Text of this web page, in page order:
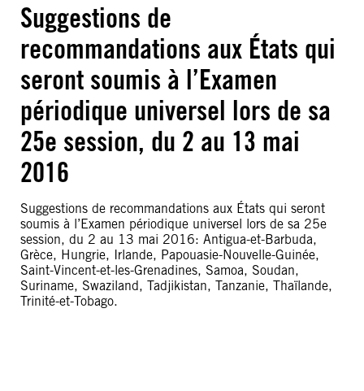
Suggestions de
recommandations aux États qui
seront soumis à l’Examen
périodique universel lors de sa
25e session, du 2 au 13 mai
2016
Suggestions de recommandations aux États qui seront
soumis à l’Examen périodique universel lors de sa 25e
session, du 2 au 13 mai 2016: Antigua-et-Barbuda,
Grèce, Hungrie, Irlande, Papouasie-Nouvelle-Guinée,
Saint-Vincent-et-les-Grenadines, Samoa, Soudan,
Suriname, Swaziland, Tadjikistan, Tanzanie, Thaïlande,
Trinité-et-Tobago.